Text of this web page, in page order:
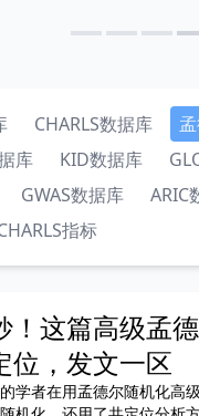
CHARLS数据库
库 KID数据库
GWAS数据库 ARIC
指标
！这篇高级孟
位，发文一区
学者在用孟德尔随机化高